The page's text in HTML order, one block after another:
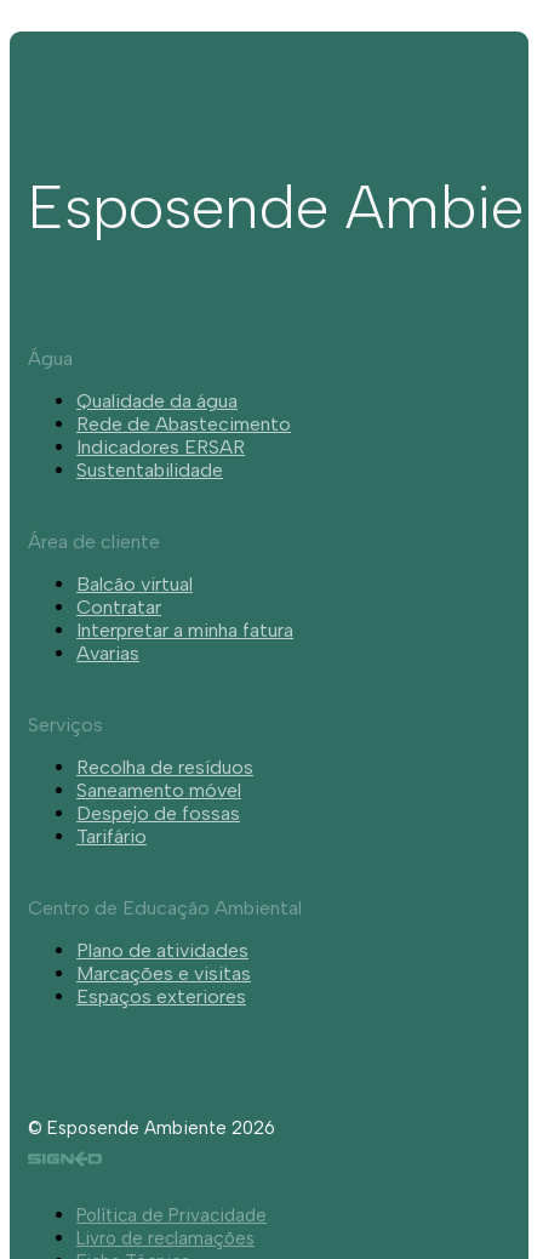
Esposende
Água
Qualidade da água
Rede de Abastecimento
Indicadores ERSAR
Sustentabilidade
Área de cliente
Balcão virtual
Contratar
Interpretar a minha fatura
Avarias
Serviços
Recolha de resíduos
Saneamento móvel
Despejo de fossas
Tarifário
Centro de Educação Ambiental
Plano de atividades
Marcações e visitas
Espaços exteriores
© Esposende Ambiente 2026
Política de Privacidade
Livro de reclamações